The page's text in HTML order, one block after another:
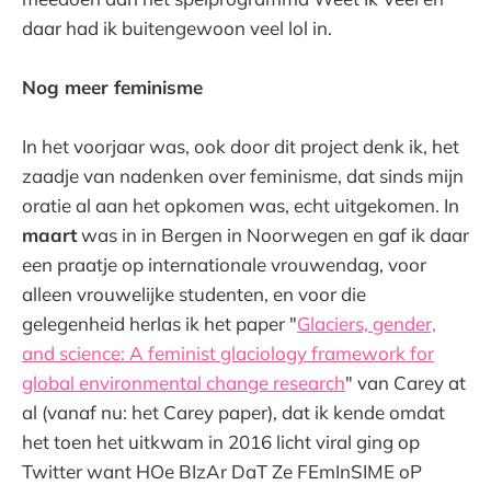
daar had ik buitengewoon veel lol in.
Nog meer feminisme
In het voorjaar was, ook door dit project denk ik, het
zaadje van nadenken over feminisme, dat sinds mijn
oratie al aan het opkomen was, echt uitgekomen. In
maartwas in in Bergen in Noorwegen en gaf ik daar
een praatje op internationale vrouwendag, voor
alleen vrouwelijke studenten, en voor die
gelegenheid herlas ik het paper "Glaciers, gender,
and science: A feminist glaciology framework for
global environmental change research" van Carey at
al (vanaf nu: het Carey paper), dat ik kende omdat
het toen het uitkwam in 2016 licht viral ging op
Twitter want HOe BIzAr DaT Ze FEmInSIME oP